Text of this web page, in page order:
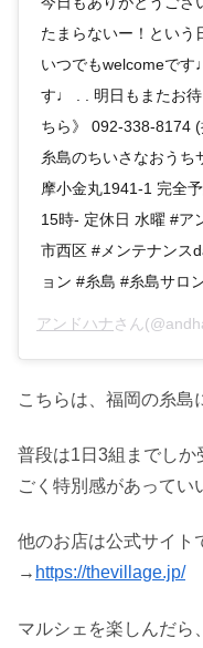
たまらないー！という
いつでもwelcomeで
す♩ . . 明日もまたお待
ちら》 092-338-8174
糸島のちいさなおうち
摩小金丸1941-1 完全
15時- 定休日 水曜 #ア
市西区 #メンテナンス
ョン #糸島 #糸島サロ
アンドハナさん
こちらは、福岡の糸島
普段は1日3組までしか
ごく特別感があってい
他のお店は公式サイト
→ https://thevillage.jp/
マルシェを楽しんだら